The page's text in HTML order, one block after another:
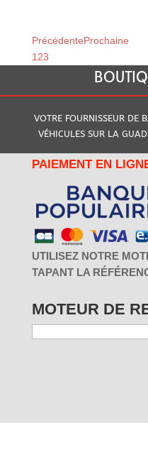
PrécédenteProchaine
1 23
VOTRE FOURNISSEUR DE
VÉHICULES SUR LA
PAIEMENT EN
UTILISEZ NOTRE
TAPANT LA
MOTEUR DE